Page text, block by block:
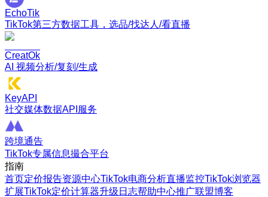
EchoTik
TikTok第三方数据工具，选品/找达人/看直播
CreatOk
AI 视频分析/复刻/生成
KeyAPI
社交媒体数据API服务
跨境通告
TikTok专属信息撮合平台
指南
首页定价报告资源中心TikTok电商分析直播监控TikTok浏览器
扩展TikTok定价计算器升级日志帮助中心推广联盟博客